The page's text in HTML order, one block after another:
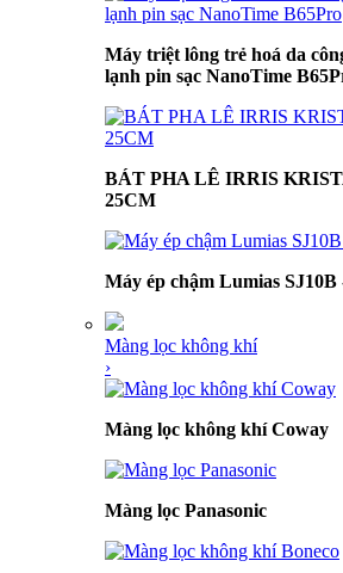
Máy triệt lông trẻ hoá da
lạnh pin sạc NanoTime
BÁT PHA LÊ IRRIS
25CM
Máy ép chậm Lumias SJ10B
Màng lọc không khí
›
Màng lọc không khí Coway
Màng lọc Panasonic